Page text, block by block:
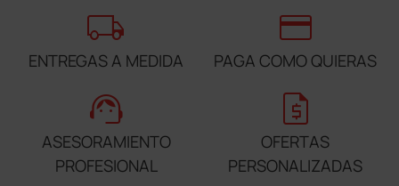
local_shipping
ENTREGAS A MEDIDA
credit_card
PAGA COMO QUIERAS
support_agent
ASESORAMIENTO
PROFESIONAL
request_quote
OFERTAS
PERSONALIZADAS